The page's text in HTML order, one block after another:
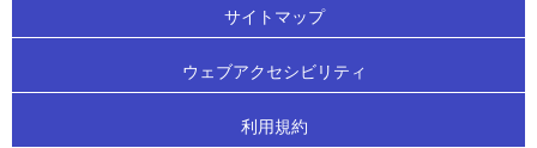
サイトマップ
ウェブアクセシビリティ
利用規約